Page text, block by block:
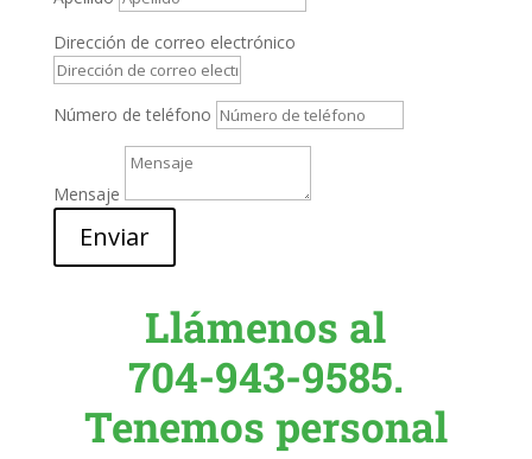
Dirección de correo electrónico
Número de teléfono
Mensaje
Enviar
Llámenos al
704-943-9585.
Tenemos personal